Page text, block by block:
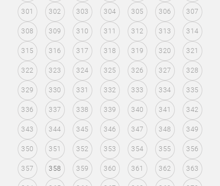
301 302 303 304 305 306 307
308 309 310 311 312 313 314
315 316 317 318 319 320 321
322 323 324 325 326 327 328
329 330 331 332 333 334 335
336 337 338 339 340 341 342
343 344 345 346 347 348 349
350 351 352 353 354 355 356
357 358 359 360 361 362 363